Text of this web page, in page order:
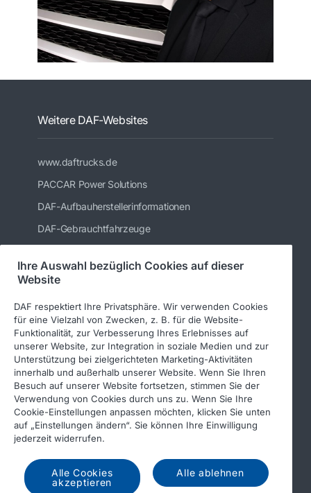
Weitere DAF-Websites
www.daftrucks.de
PACCAR Power Solutions
DAF-Aufbauherstellerinformationen
DAF-Gebrauchtfahrzeuge
DAF Teile Webshop
DAF Frankfurt GmbH
Impressum
Ihre Auswahl bezüglich Cookies auf dieser
Website
DAF respektiert Ihre Privatsphäre. Wir verwenden Cookies
für eine Vielzahl von Zwecken, z. B. für die Website-
Funktionalität, zur Verbesserung Ihres Erlebnisses auf
unserer Website, zur Integration in soziale Medien und zur
Unterstützung bei zielgerichteten Marketing-Aktivitäten
innerhalb und außerhalb unserer Website. Wenn Sie Ihren
Besuch auf unserer Website fortsetzen, stimmen Sie der
Verwendung von Cookies durch uns zu. Wenn Sie Ihre
Cookie-Einstellungen anpassen möchten, klicken Sie unten
auf „Einstellungen ändern“. Sie können Ihre Einwilligung
jederzeit widerrufen.
Alle Cookies
akzeptieren
Alle ablehnen